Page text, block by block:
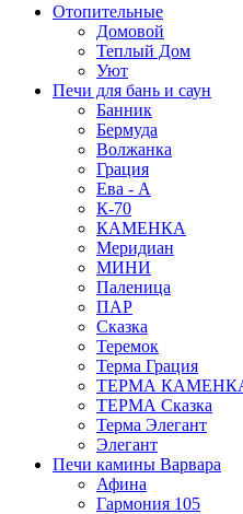
Отопительные
Домовой
Теплый Дом
Уют
Печи для бань и саун
Банник
Бермуда
Волжанка
Грация
Ева - А
К-70
КАМЕНКА
Меридиан
МИНИ
Паленица
ПАР
Сказка
Теремок
Терма Грация
ТЕРМА
ТЕРМА Сказка
Терма Элегант
Элегант
Печи камины Варвара
Афина
Гармония 105